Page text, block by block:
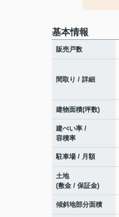
基本情報
販売戸数
間取り / 詳細
建物面積(坪数)
建ぺい率 /
容積率
駐車場 / 月額
土地
(敷金 / 保証金)
傾斜地部分面積